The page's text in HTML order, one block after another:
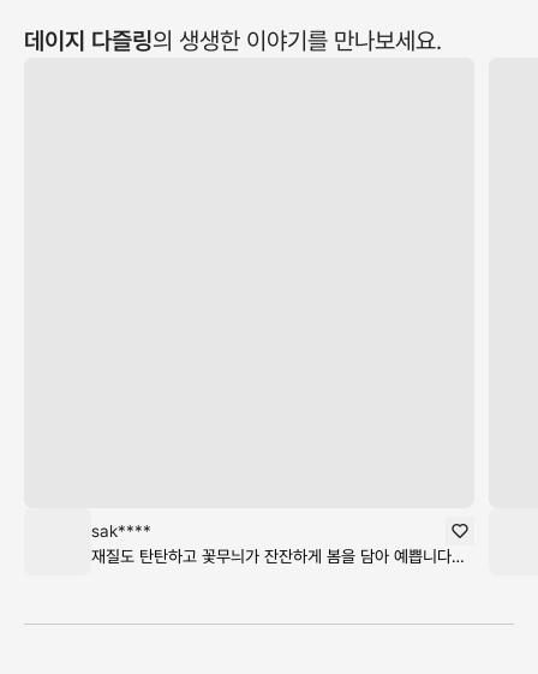
데이지 다즐링의 생생한 이야기를 만나보세요.
sak****
재질도 탄탄하고 꽃무늬가 잔잔하게 봄을 담아 예쁩니다~ 컬러들이 많아서 고민했는데 베이지계열이 차분하게 따뜻해보이고 예쁘네요